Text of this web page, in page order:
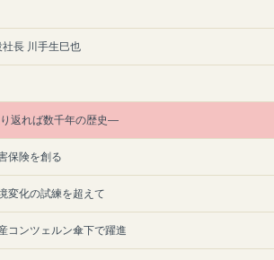
長 川手生巳也
返れば数千年の歴史―
保険を創る
変化の試練を超えて
コンツェルン傘下で躍進